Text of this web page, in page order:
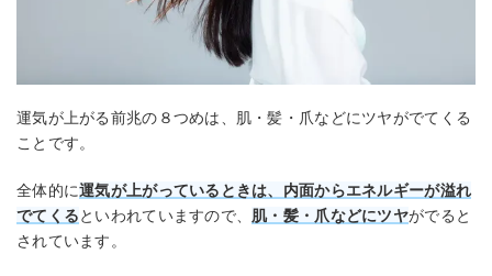
運気が上がる前兆の８つめは、肌・髪・爪などにツヤがでてくる
ことです。
全体的に運気が上がっているときは、内面からエネルギーが溢れ
でてくるといわれていますので、 肌・髪・爪などにツヤがでると
されています。